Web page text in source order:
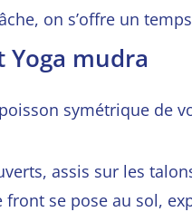
on s’offre un
Yoga mudra
symétrique de
assis sur les
front se pose au sol,